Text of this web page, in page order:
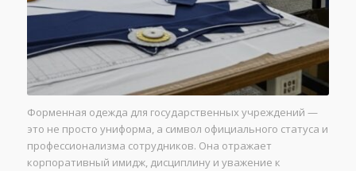
Форменная одежда для государственных учреждений —
это не просто униформа, а символ официального статуса и
профессионализма сотрудников. Она отражает
корпоративный имидж, дисциплину и уважение к